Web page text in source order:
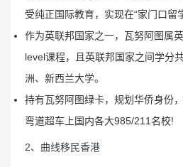
受纯正国际教育，实现在“家门口留学
作为英联邦国家之一，瓦努阿图属
level课程，且英联邦国家之间学分
洲、新西兰大学。
持有瓦努阿图绿卡，规划华侨身份
弯道超车上国内各大985/211名校!
2、曲线移民香港